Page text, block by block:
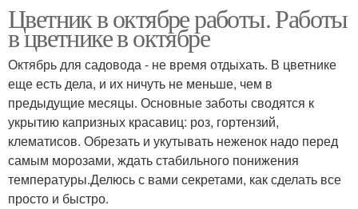
Цветник в октябре работы. Работы
в цветнике в октябре
Октябрь для садовода - не время отдыхать. В цветнике
еще есть дела, и их ничуть не меньше, чем в
предыдущие месяцы. Основные заботы сводятся к
укрытию капризных красавиц: роз, гортензий,
клематисов. Обрезать и укутывать неженок надо перед
самым морозами, ждать стабильного понижения
температуры.Делюсь с вами секретами, как сделать все
просто и быстро.